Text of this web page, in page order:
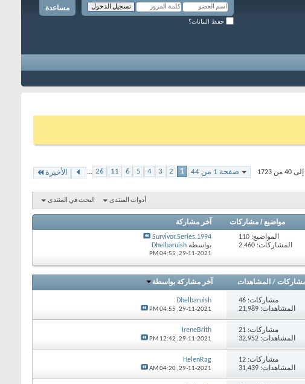
مساعدة
حفظ البيانات؟
صفحة 1 من 44 1
2
3
4
5
6
11
26
... الأخيرة
أدوات المنتدى البحث في المنتدى
مواضيع / مشاركات آخر مشاركة
المواضيع: 110
المشاركات: 2,460
Survivor.Series.1994
بواسطة Dhelbaruish
29-11-2021,
04:55 PM
/ المشاهدات آخر مشاركة بواسطة
مشاركات:46
المشاهدات: 21,989
Dhelbaruish
29-11-2021,
04:55 PM
مشاركات:21
المشاهدات: 32,952
IreneBrith
29-11-2021,
12:42 PM
مشاركات:12
المشاهدات: 31,439
HelenRag
29-11-2021,
04:20 AM